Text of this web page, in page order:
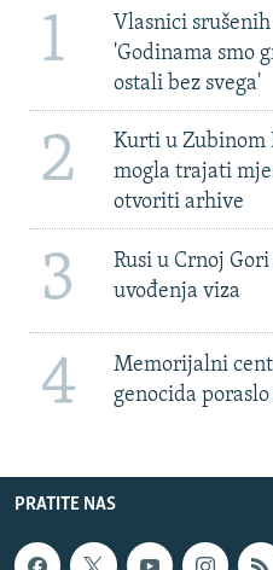
1
Vlasnici
'Godinama smo
ostali bez svega'
2
Kurti u Zubinom
mogla trajati
otvoriti arhive
3
Rusi u Crnoj
uvođenja viza
4
Memorijalni
genocida
PRATITE NAS